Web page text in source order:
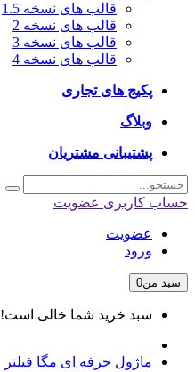
قالب های نسخه 1.5
قالب های نسخه 2
قالب های نسخه 3
قالب های نسخه 4
پکیج های تجاری
وبلاگ
پشتیبانی مشتریان
حساب کاربری عضویت
عضویت
ورود
سبد من0
سبد خرید شما خالی است!
ماژول حرفه ای مگا فیلتر